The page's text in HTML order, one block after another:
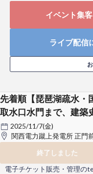
イベント集
ライブ配信
先着順【琵琶湖疏水・
取水口水門まで、建築
2025/11/7(金)
関西電力蹴上発電所 正門
終了しました
電子チケット販売・管理の